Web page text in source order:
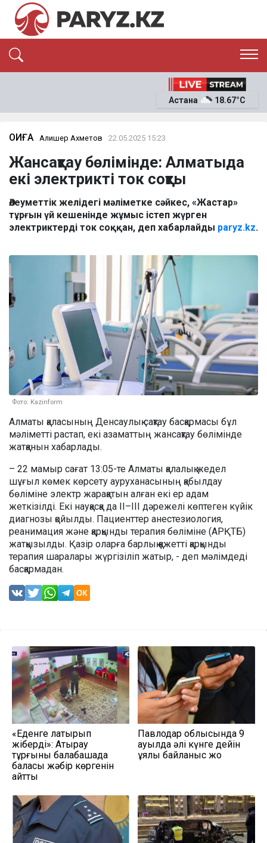
ЭКОНОМИКА
ОҚИҒА
News
Астана 18.67°C
ОҚИҒА Алишер Ахметов 22.05.2025 15:23
Жансақтау бөлімінде: Алматыда
екі электрикті ток соқты
Әлеуметтік желідегі мәліметке сәйкес, «Жастар»
тұрғын үй кешенінде жұмыс істеп жүрген
электриктерді ток соққан, деп хабарлайды paryz.kz.
Фото: Kazinform
Алматы қаласының Денсаулық сақтау басқармасы бұл
мәліметті растап, екі азаматтың жансақтау бөлімінде
жатқанын хабарлады.
– 22 мамыр сағат 13:05-те Алматы қалалық жедел
шұғыл көмек көрсету ауруханасының қабылдау
бөліміне электр жарақатын алған екі ер адам
жеткізілді. Екі науқасқа да ІІ–ІІІ дәрежелі көптеген күйік
диагнозы қойылды. Пациенттер анестезиология,
реанимация және қарқынды терапия бөліміне (АРҚТБ)
жатқызылды. Қазір оларға барлық қажетті қарқынды
терапия шаралары жүргізіліп жатыр, - деп мәлімдеді
басқармадан.
«Еденге лақтырып
жіберді»: Атырау
тұрғыны балабақшада
баласы жәбір көргенін
айтты
Павлодар облысында 9
ауылда әлі күнге дейін
ұялы байланыс жоқ